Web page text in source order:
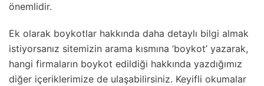
önemlidir.
Ek olarak boykotlar hakkında daha detaylı bilgi almak
istiyorsanız sitemizin arama kısmına ‘boykot’ yazarak,
hangi firmaların boykot edildiği hakkında yazdığımız
diğer içeriklerimize de ulaşabilirsiniz. Keyifli okumalar